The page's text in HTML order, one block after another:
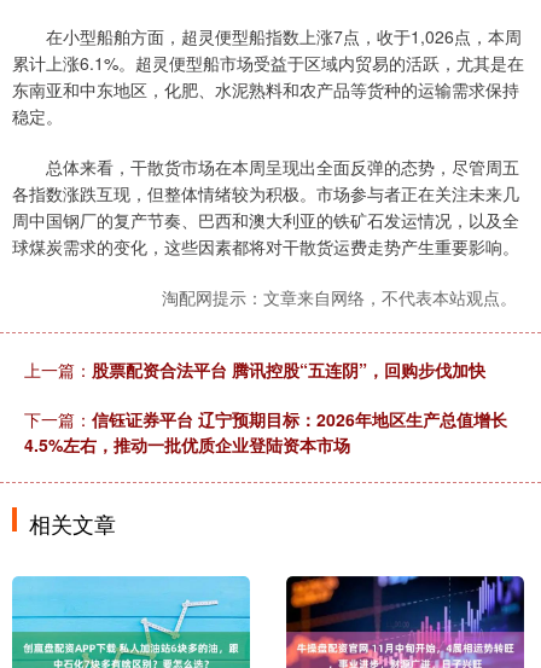
在小型船舶方面，超灵便型船指数上涨7点，收于1,026点，本周
累计上涨6.1%。超灵便型船市场受益于区域内贸易的活跃，尤其是在
东南亚和中东地区，化肥、水泥熟料和农产品等货种的运输需求保持
稳定。
总体来看，干散货市场在本周呈现出全面反弹的态势，尽管周五
各指数涨跌互现，但整体情绪较为积极。市场参与者正在关注未来几
周中国钢厂的复产节奏、巴西和澳大利亚的铁矿石发运情况，以及全
球煤炭需求的变化，这些因素都将对干散货运费走势产生重要影响。
淘配网提示：文章来自网络，不代表本站观点。
上一篇： 股票配资合法平台 腾讯控股“五连阴”，回购步伐加快
下一篇： 信钰证券平台 辽宁预期目标：2026年地区生产总值增长
4.5%左右，推动一批优质企业登陆资本市场
相关文章